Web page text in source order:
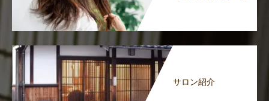
サロン紹介